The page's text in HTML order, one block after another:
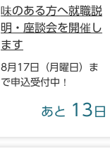
味のある方へ就職説
明・座談会を開催し
ます
8月17日（月曜日）ま
で申込受付中！
あと 13 日